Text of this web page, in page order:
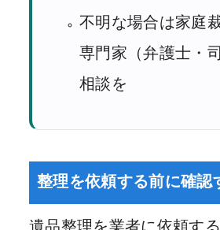
不明な場合は家庭
専門家（弁護士・
相談を
整理を依頼する前に確認
遺品整理を業者に依頼す